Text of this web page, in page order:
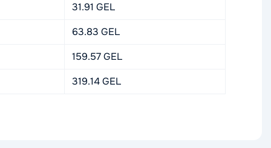
31.91 GEL
63.83 GEL
159.57 GEL
319.14 GEL